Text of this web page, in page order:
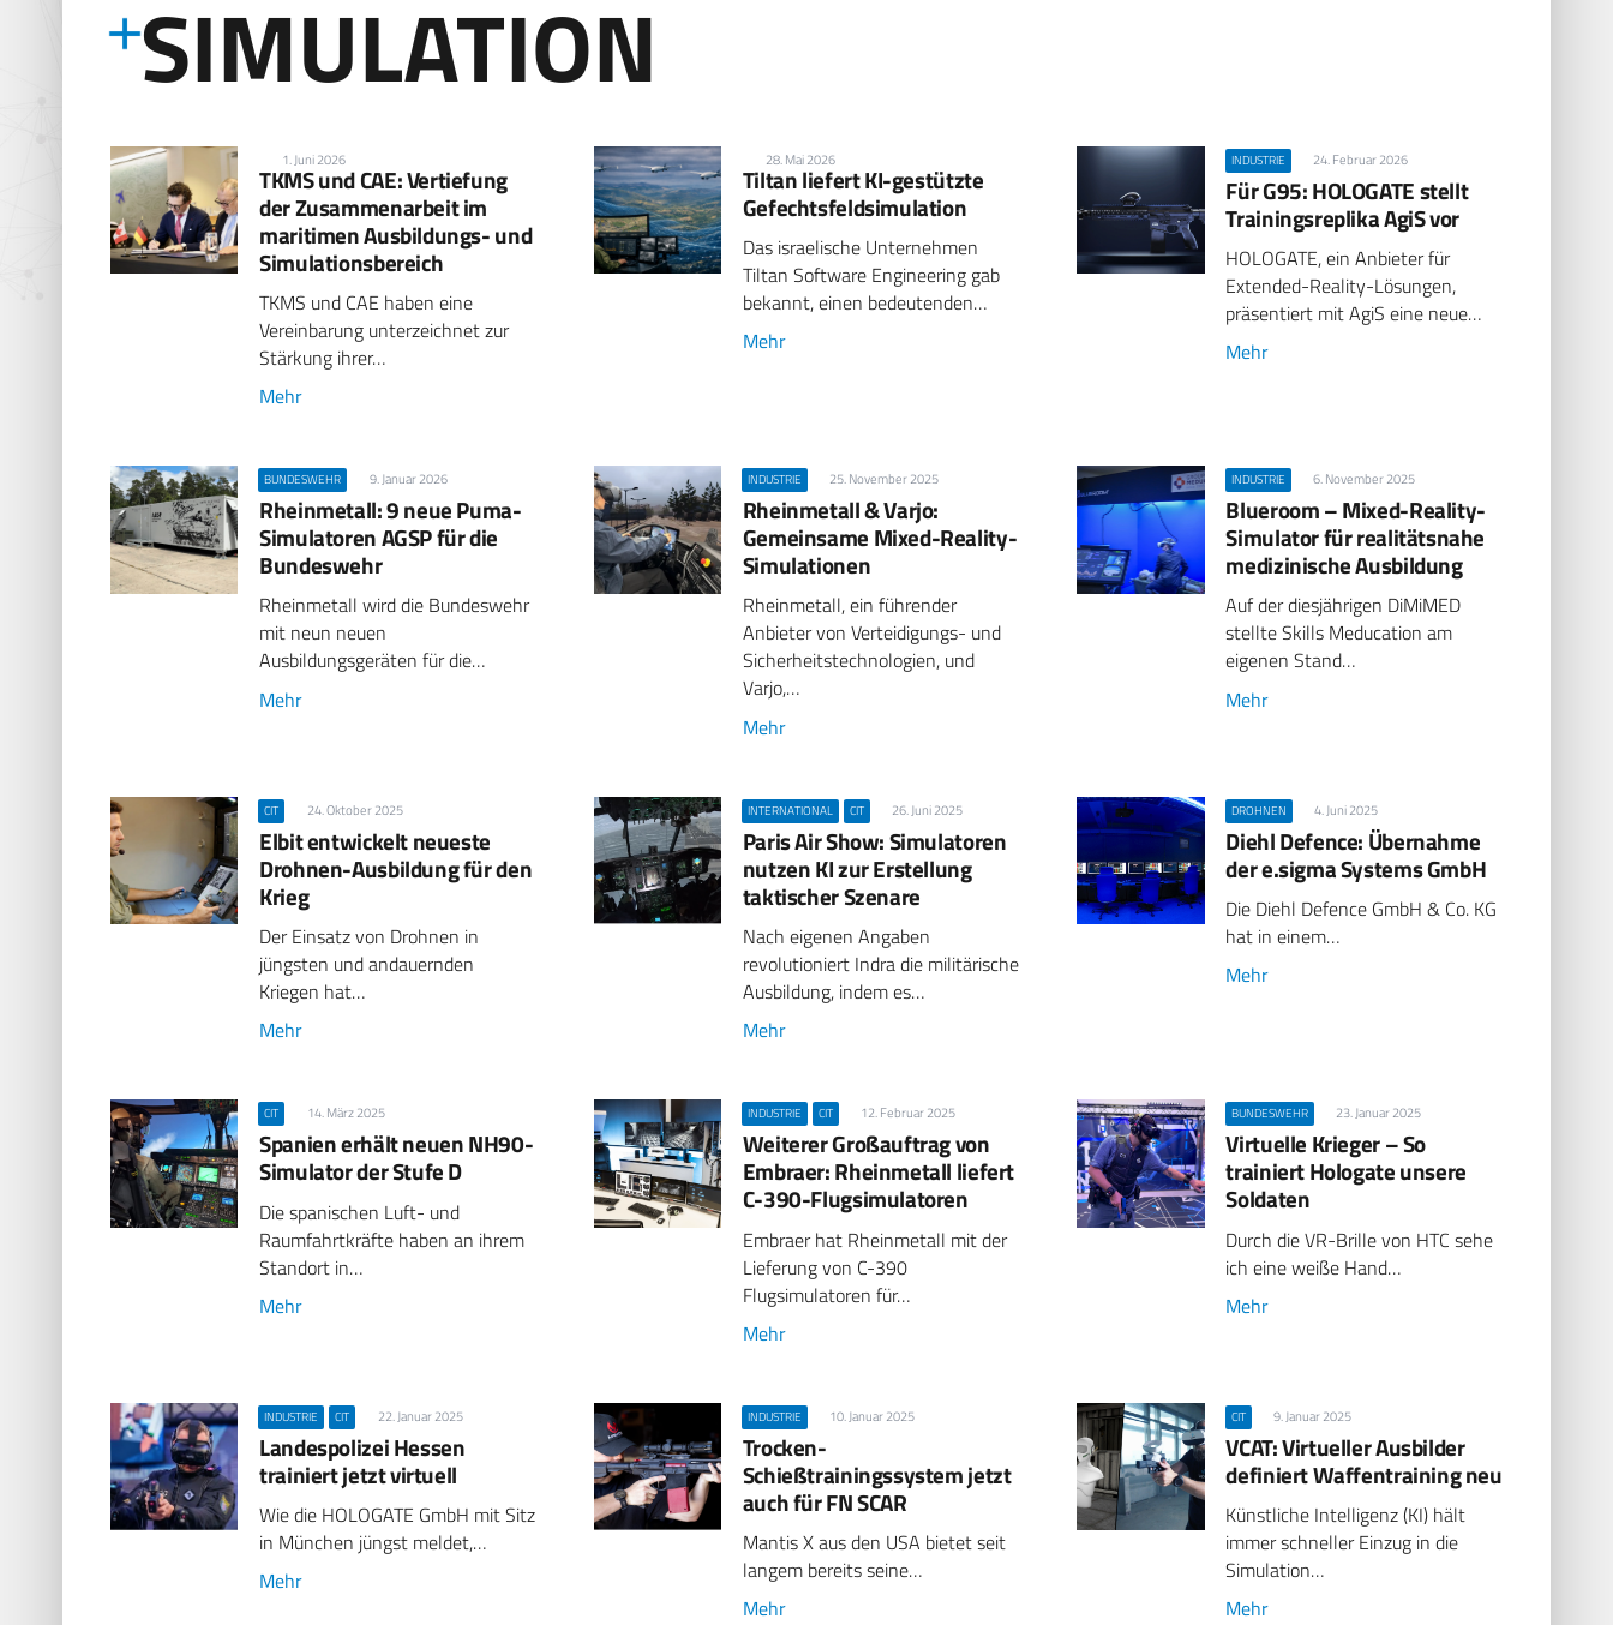
SIMULATION
1. Juni 2026
TKMS und CAE: Vertiefung
der Zusammenarbeit im
maritimen Ausbildungs- und
Simulationsbereich
TKMS und CAE haben eine
Vereinbarung unterzeichnet zur
Stärkung ihrer…
Mehr
28. Mai 2026
Tiltan liefert KI-gestützte
Gefechtsfeldsimulation
Das israelische Unternehmen
Tiltan Software Engineering gab
bekannt, einen bedeutenden…
Mehr
INDUSTRIE 24. Februar 2026
Für G95: HOLOGATE stellt
Trainingsreplika AgiS vor
HOLOGATE, ein Anbieter für
Extended-Reality-Lösungen,
präsentiert mit AgiS eine neue…
Mehr
BUNDESWEHR 9. Januar 2026
Rheinmetall: 9 neue Puma-
Simulatoren AGSP für die
Bundeswehr
Rheinmetall wird die Bundeswehr
mit neun neuen
Ausbildungsgeräten für die…
Mehr
INDUSTRIE 25. November 2025
Rheinmetall & Varjo:
Gemeinsame Mixed-Reality-
Simulationen
Rheinmetall, ein führender
Anbieter von Verteidigungs- und
Sicherheitstechnologien, und
Varjo,…
Mehr
INDUSTRIE 6. November 2025
Blueroom – Mixed-Reality-
Simulator für realitätsnahe
medizinische Ausbildung
Auf der diesjährigen DiMiMED
stellte Skills Meducation am
eigenen Stand…
Mehr
CIT 24. Oktober 2025
Elbit entwickelt neueste
Drohnen-Ausbildung für den
Krieg
Der Einsatz von Drohnen in
jüngsten und andauernden
Kriegen hat…
Mehr
INTERNATIONAL CIT 26. Juni 2025
Paris Air Show: Simulatoren
nutzen KI zur Erstellung
taktischer Szenare
Nach eigenen Angaben
revolutioniert Indra die militärische
Ausbildung, indem es…
Mehr
DROHNEN 4. Juni 2025
Diehl Defence: Übernahme
der e.sigma Systems GmbH
Die Diehl Defence GmbH & Co. KG
hat in einem…
Mehr
CIT 14. März 2025
Spanien erhält neuen NH90-
Simulator der Stufe D
Die spanischen Luft- und
Raumfahrtkräfte haben an ihrem
Standort in…
Mehr
INDUSTRIE CIT 12. Februar 2025
Weiterer Großauftrag von
Embraer: Rheinmetall liefert
C-390-Flugsimulatoren
Embraer hat Rheinmetall mit der
Lieferung von C-390
Flugsimulatoren für…
Mehr
BUNDESWEHR 23. Januar 2025
Virtuelle Krieger – So
trainiert Hologate unsere
Soldaten
Durch die VR-Brille von HTC sehe
ich eine weiße Hand…
Mehr
INDUSTRIE CIT 22. Januar 2025
Landespolizei Hessen
trainiert jetzt virtuell
Wie die HOLOGATE GmbH mit Sitz
in München jüngst meldet,…
Mehr
INDUSTRIE 10. Januar 2025
Trocken-
Schießtrainingssystem jetzt
auch für FN SCAR
Mantis X aus den USA bietet seit
langem bereits seine…
Mehr
CIT 9. Januar 2025
VCAT: Virtueller Ausbilder
definiert Waffentraining neu
Künstliche Intelligenz (KI) hält
immer schneller Einzug in die
Simulation…
Mehr